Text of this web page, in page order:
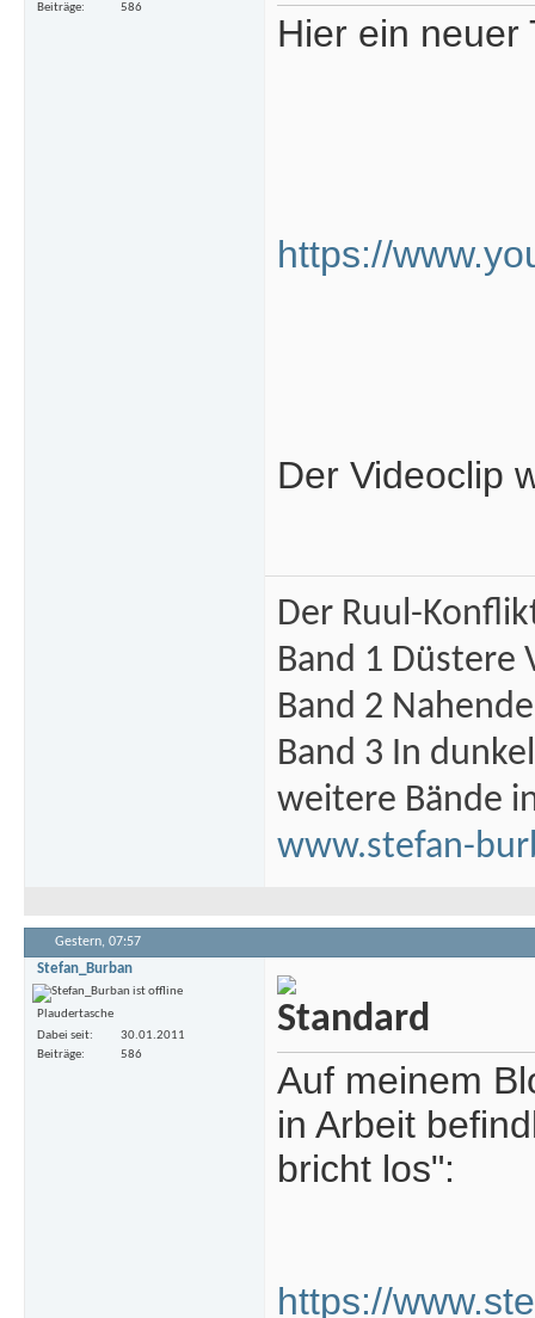
Beiträge
586
Hier ein neuer
https://
Der Videoclip
Der Ruul-
Band 1 Düstere
Band 2
Band 3 In
weitere Bände
www.stefan-
Gestern, 07:57
Stefan_Burban
Plaudertasche
Dabei seit
30.01.2011
Beiträge
586
Auf meinem
in Arbeit
bricht los":
https://